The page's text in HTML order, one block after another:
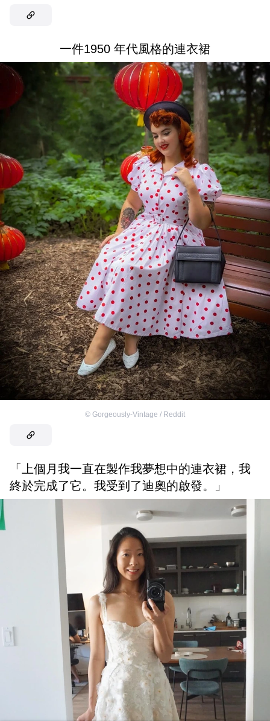
一件1950 年代風格的連衣裙
© Gorgeously-Vintage / Reddit
「上個月我一直在製作我夢想中的連衣裙，我
終於完成了它。我受到了迪奧的啟發。」